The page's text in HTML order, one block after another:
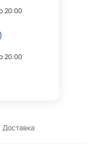
20:00
20:00
Доставка